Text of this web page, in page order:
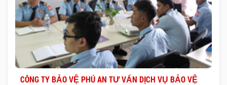
CÔNG TY BẢO VỆ PHÚ AN TƯ VẤN DỊCH VỤ BẢO VỆ